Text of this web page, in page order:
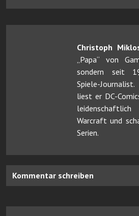
Christoph
„Papa“ von
sondern seit
Spiele-
liest er DC-
Warcraft und
Serien.
Kommentar schreiben